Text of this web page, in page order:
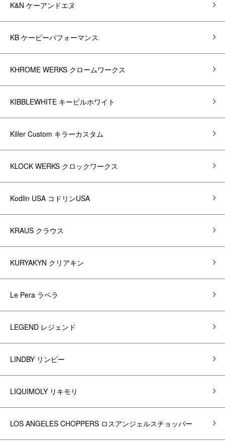
K&N ケーアンドエヌ
KB ケービーパフォーマンス
KHROME WERKS クロームワークス
KIBBLEWHITE キービルホワイト
Killer Custom キラーカスタム
KLOCK WERKS クロックワークス
Kodlin USA コドリンUSA
KRAUS クラウス
KURYAKYN クリアキン
Le Pera ラペラ
LEGEND レジェンド
LINDBY リンビー
LIQUIMOLY リキモリ
LOS ANGELES CHOPPERS ロスアンジェルスチョッパー